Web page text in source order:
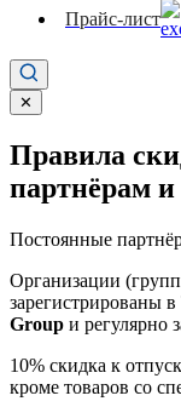
Прайс-лист
✕
Правила
партнёрам
Постоянные
Организации
зарегистрированы
Group и регулярно
10% скидка к
кроме товаров со